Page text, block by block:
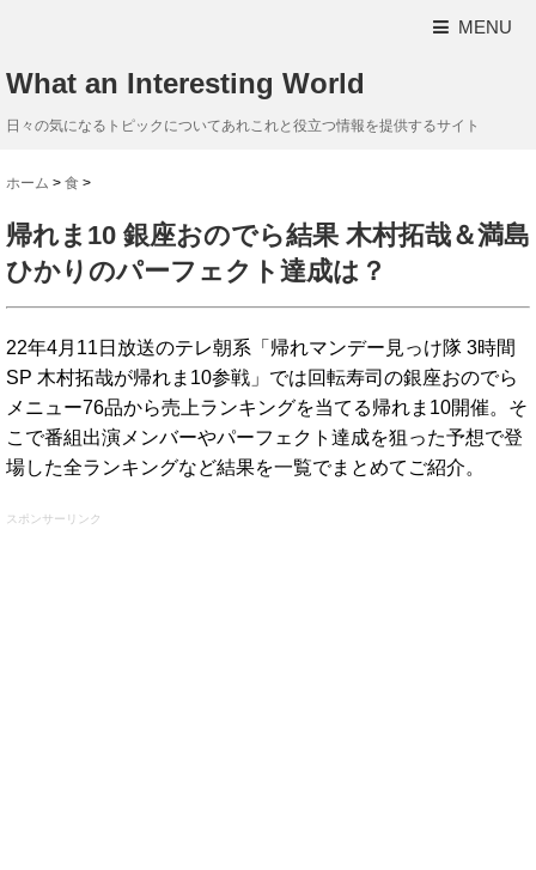
MENU
What an Interesting World
日々の気になるトピックについてあれこれと役立つ情報を提供するサイト
ホーム > 食 >
帰れま10 銀座おのでら結果 木村拓哉＆満島
ひかりのパーフェクト達成は？
22年4月11日放送のテレ朝系「帰れマンデー見っけ隊 3時間
SP 木村拓哉が帰れま10参戦」では回転寿司の銀座おのでら
メニュー76品から売上ランキングを当てる帰れま10開催。そ
こで番組出演メンバーやパーフェクト達成を狙った予想で登
場した全ランキングなど結果を一覧でまとめてご紹介。
スポンサーリンク